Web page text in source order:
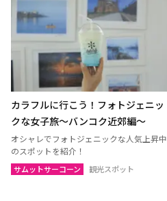
カラフルに行こう！フォトジェニッ
クな女子旅〜バンコク近郊編〜
オシャレでフォトジェニックな人気上昇中
のスポットを紹介！
サムットサーコーン 観光スポット